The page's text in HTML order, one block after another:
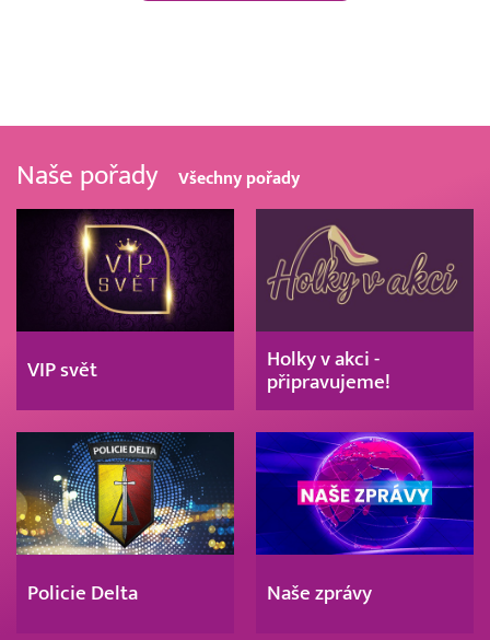
Naše pořady Všechny pořady
VIP svět
Holky v akci -
připravujeme!
Policie Delta Naše zprávy